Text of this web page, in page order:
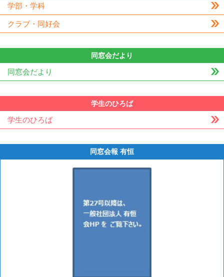
学部・学科
クラブ・同好会
同窓会だより
同窓会だより
学生のひろば
学生のひろば
同窓会報 有恒